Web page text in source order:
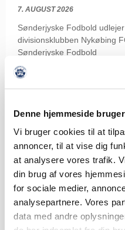
Denne hjemmeside
Vi bruger cookies til at
annoncer, til at vise dig
at analysere vores trafik.
din brug af vores
for sociale medier,
analysepartnere. Vores
data med andre
7. AUGUST 2026
Sønderjyske Fodbold
divisionsklubben Nykøbing
Sønderjyske Fodbold
LÆS MERE